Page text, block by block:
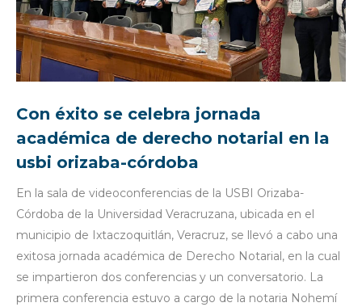
Con éxito se celebra jornada
académica de derecho notarial en la
usbi orizaba-córdoba
En la sala de videoconferencias de la USBI Orizaba-
Córdoba de la Universidad Veracruzana, ubicada en el
municipio de Ixtaczoquitlán, Veracruz, se llevó a cabo una
exitosa jornada académica de Derecho Notarial, en la cual
se impartieron dos conferencias y un conversatorio. La
primera conferencia estuvo a cargo de la notaria Nohemí